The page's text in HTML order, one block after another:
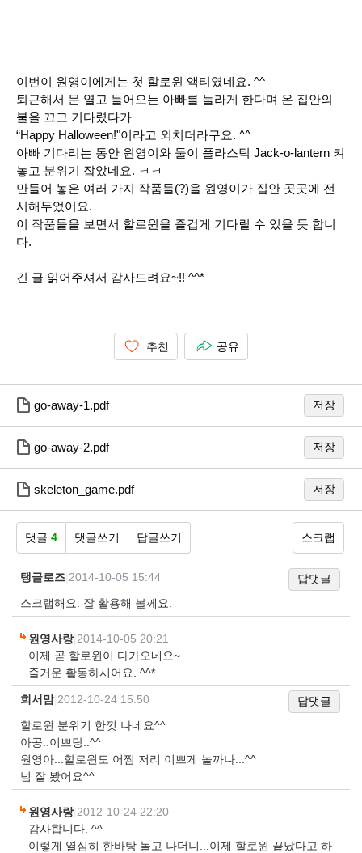
이번이 원영이에게는 첫 할로윈 액티였네요. ^^
퇴근해서 문 열고 들어오는 아빠를 놀라게 한다며 온 집안의
불을 끄고 기다렸다가
“Happy Halloween!"이라고 외치더라구요. ^^
아빠 기다리는 동안 원영이와 둘이 플라스틱 Jack-o-lantern 켜
놓고 분위기 잡았네요. ㅋㅋ
만들어 놓은 여러 가지 작품들(?)을 원영이가 집안 곳곳에 전
시해두었어요.
이 작품들을 보면서 할로윈을 즐겁게 기다릴 수 있을 듯 합니
다.
긴 글 읽어주셔서 감사드려요~!! ^^*
추천 공유
go-away-1.pdf 저장
go-away-2.pdf 저장
skeleton_game.pdf 저장
댓글 4 댓글쓰기 답글쓰기 스크랩
탱글로즈 2014-10-05 15:44
답댓글
스크랩해요. 잘 활용해 볼께요.
원영사랑| 2014-10-05 20:21
이제 곧 할로윈이 다가오네요~
즐거운 활동하시어요. ^^*
희서맘| 2012-10-24 15:50
답댓글
할로윈 분위기 한껏 나네요^^
아공..이쁘당..^^
원영아...할로윈도 어쩜 저리 이쁘게 놀까나...^^
넘 잘 봤어요^^
원영사랑| 2012-10-24 22:20
감사합니다. ^^
이렇게 열심히 한바탕 놀고 나더니...이제 할로윈 끝났다고 하